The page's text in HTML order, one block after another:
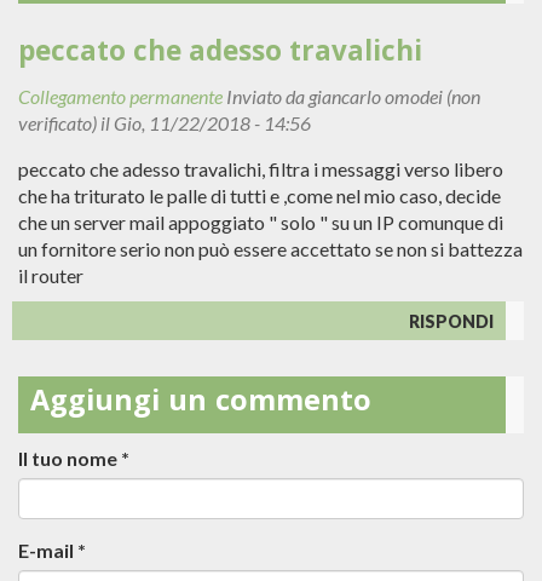
peccato che adesso travalichi
Collegamento permanente Inviato da giancarlo omodei (non
verificato) il Gio, 11/22/2018 - 14:56
peccato che adesso travalichi, filtra i messaggi verso libero
che ha triturato le palle di tutti e ,come nel mio caso, decide
che un server mail appoggiato " solo " su un IP comunque di
un fornitore serio non può essere accettato se non si battezza
il router
RISPONDI
Aggiungi un commento
Il tuo nome *
E-mail *